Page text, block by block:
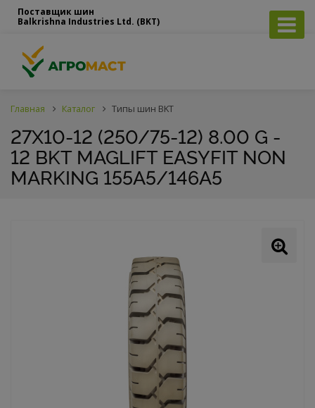
Поставщик шин
Balkrishna Industries Ltd. (BKT)
Главная Каталог Типы шин BKT
27X10-12 (250/75-12) 8.00 G -
12 BKT MAGLIFT EASYFIT NON
MARKING 155A5/146A5